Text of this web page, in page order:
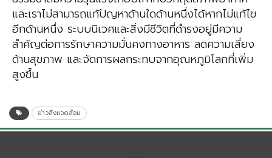
และเราไม่สามารถแก้ปัญหาด้านใดด้านหนึ่งได้หากไม่แก้ไข
อีกด้านหนึ่ง ระบบนิเวศและสิ่งมีชีวิตที่ดำรงอยู่มีความ
สำคัญต่อการรักษาความมั่นคงทางอาหาร ลดความเสี่ยง
ด้านสุขภาพ และจัดการผลกระทบจากอุณหภูมิโลกที่เพิ่ม
สูงขึ้น
ข่าวสิ่งแวดล้อม